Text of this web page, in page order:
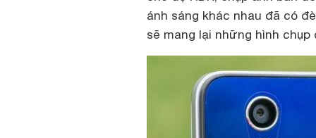
ánh sáng khác nhau đã có
sẽ mang lại những hình